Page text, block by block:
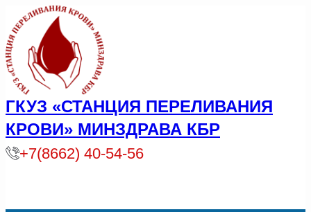
ГКУЗ «СТАНЦИЯ ПЕРЕЛИВАНИЯ
КРОВИ» МИНЗДРАВА КБР
+7(8662) 40-54-56